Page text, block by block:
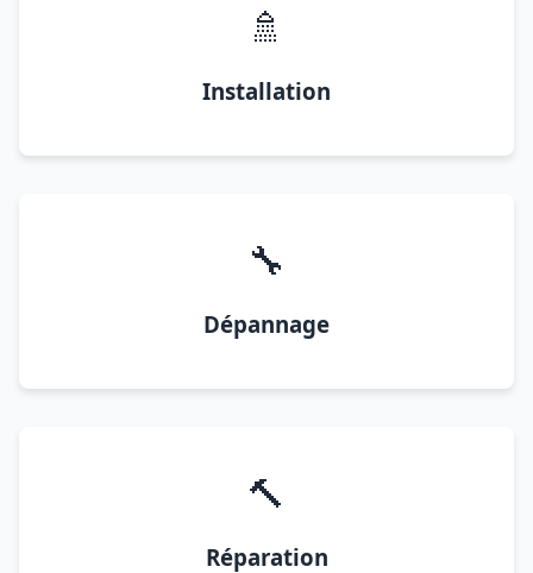
🚿
Installation
🔧
Dépannage
🔨
Réparation